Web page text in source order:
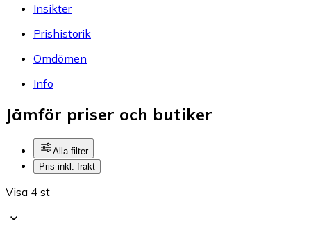
Insikter
Prishistorik
Omdömen
Info
Jämför priser och butiker
Alla filter
Pris inkl. frakt
Visa 4 st